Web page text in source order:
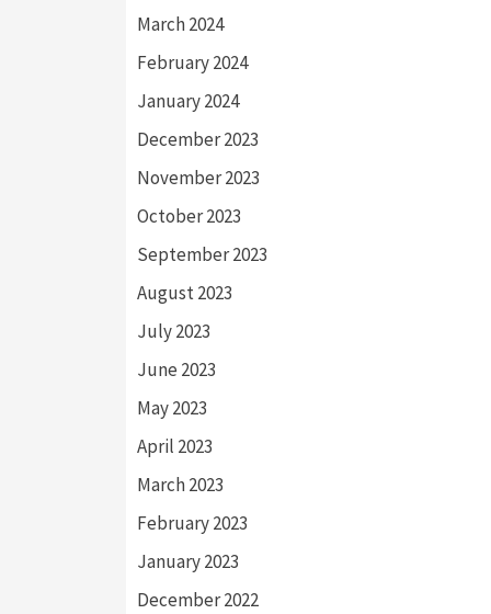
March 2024
February 2024
January 2024
December 2023
November 2023
October 2023
September 2023
August 2023
July 2023
June 2023
May 2023
April 2023
March 2023
February 2023
January 2023
December 2022